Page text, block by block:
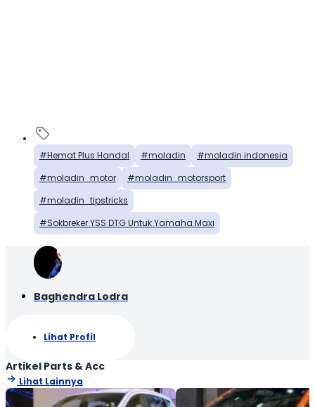
Hemat Plus Handal moladin
moladin indonesia
moladin_motor
moladin_motorsport
moladin_tipstricks
Sokbreker YSS DTG Untuk Yamaha Maxi
Baghendra Lodra
Lihat Profil
Artikel Parts & Acc
Lihat Lainnya